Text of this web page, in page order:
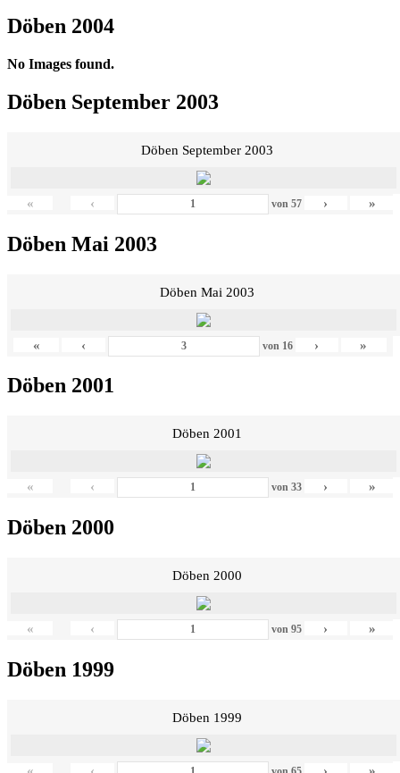
Döben 2004
No Images found.
Döben September 2003
Döben September 2003
« ‹ von 57 › »
Döben Mai 2003
Döben Mai 2003
« ‹ von 16 › »
Döben 2001
Döben 2001
« ‹ von 33 › »
Döben 2000
Döben 2000
« ‹ von 95 › »
Döben 1999
Döben 1999